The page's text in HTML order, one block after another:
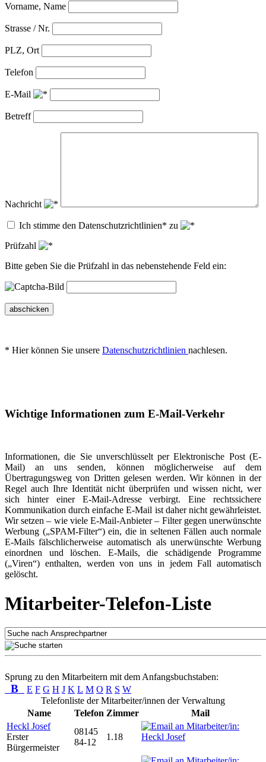
Vorname, Name
Strasse / Nr.
PLZ, Ort
Telefon
E-Mail
Betreff
Nachricht
Ich stimme den Datenschutzrichtlinien* zu
Prüfzahl
Bitte geben Sie die Prüfzahl in das nebenstehende Feld ein:
abschicken
* Hier können Sie unsere Datenschutzrichtlinien nachlesen.
Wichtige Informationen zum E-Mail-Verkehr
Informationen, die Sie unverschlüsselt per Elektronische Post (E-
Mail) an uns senden, können möglicherweise auf dem
Übertragungsweg von Dritten gelesen werden. Wir können in der
Regel auch Ihre Identität nicht überprüfen und wissen nicht, wer
sich hinter einer E-Mail-Adresse verbirgt. Eine rechtssichere
Kommunikation durch einfache E-Mail ist daher nicht gewährleistet.
Wir setzen – wie viele E-Mail-Anbieter – Filter gegen unerwünschte
Werbung („SPAM-Filter“) ein, die in seltenen Fällen auch normale
E-Mails fälschlicherweise automatisch als unerwünschte Werbung
einordnen und löschen. E-Mails, die schädigende Programme
(„Viren“) enthalten, werden von uns in jedem Fall automatisch
gelöscht.
Mitarbeiter-Telefon-Liste
Sprung zu den Mitarbeitern mit dem Anfangsbuchstaben:
B E F G H J K L M O R S W
Telefonliste der Mitarbeiter/innen der Verwaltung
Name
Telefon Zimmer
Mail
Heckl Josef
Erster
Bürgermeister
08145
84-12
1.18